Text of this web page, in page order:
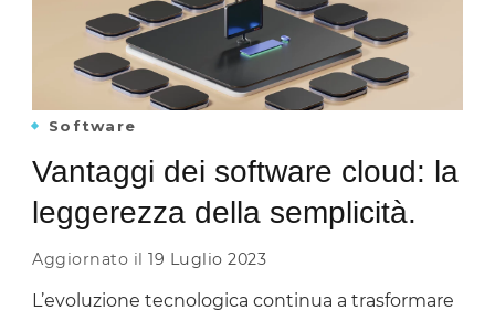
Software
Vantaggi dei software cloud: la
leggerezza della semplicità.
Aggiornato il 19 Luglio 2023
L’evoluzione tecnologica continua a trasformare